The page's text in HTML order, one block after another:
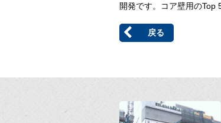
開発です。コア壁用のTop
戻る
Open